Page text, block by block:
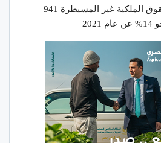
المعدل بعد الضرائب وحقوق الملكية غير المسيطرة 941